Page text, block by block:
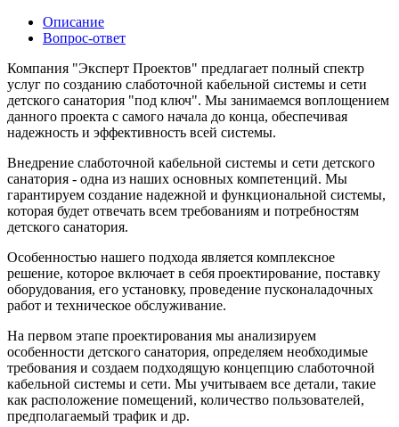
Описание
Вопрос-ответ
Компания "Эксперт Проектов" предлагает полный спектр
услуг по созданию слаботочной кабельной системы и сети
детского санатория "под ключ". Мы занимаемся воплощением
данного проекта с самого начала до конца, обеспечивая
надежность и эффективность всей системы.
Внедрение слаботочной кабельной системы и сети детского
санатория - одна из наших основных компетенций. Мы
гарантируем создание надежной и функциональной системы,
которая будет отвечать всем требованиям и потребностям
детского санатория.
Особенностью нашего подхода является комплексное
решение, которое включает в себя проектирование, поставку
оборудования, его установку, проведение пусконаладочных
работ и техническое обслуживание.
На первом этапе проектирования мы анализируем
особенности детского санатория, определяем необходимые
требования и создаем подходящую концепцию слаботочной
кабельной системы и сети. Мы учитываем все детали, такие
как расположение помещений, количество пользователей,
предполагаемый трафик и др.